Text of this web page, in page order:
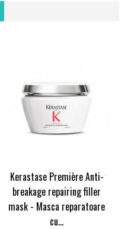
Kerastase Première Anti-
breakage repairing filler
mask - Masca reparatoare
cu...